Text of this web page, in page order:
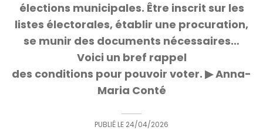
élections municipales. Être inscrit sur les
listes électorales, établir une procuration,
se munir des documents nécessaires…
Voici un bref rappel
des conditions pour pouvoir voter. ▶ Anna-
Maria Conté
PUBLIÉ LE 24/04/2026